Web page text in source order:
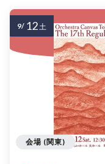
会場 (関東)
9/ 12土